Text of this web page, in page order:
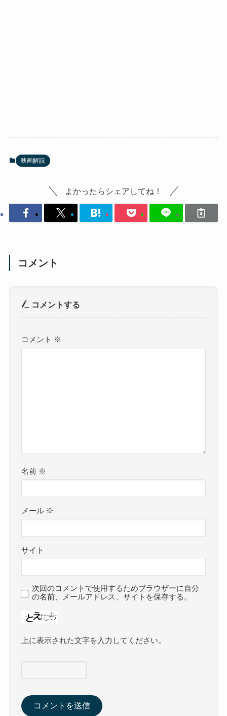
映画解説
よかったらシェアしてね！
コメント
コメントする
コメント ※
名前 ※
メール ※
サイト
次回のコメントで使用するためブラウザーに自分
の名前、メールアドレス、サイトを保存する。
上に表示された文字を入力してください。